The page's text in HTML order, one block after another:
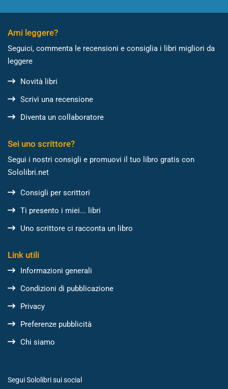
Ami leggere?
Seguici, commenta le recensioni e consiglia i libri migliori da
leggere
Novità libri
Scrivi una recensione
Diventa un collaboratore
Sei uno scrittore?
Segui i nostri consigli e promuovi il tuo libro gratis con
Sololibri.net
Consigli per scrittori
Ti presento i miei... libri
Uno scrittore ci racconta un libro
Link utili
Informazioni generali
Condizioni di pubblicazione
Privacy
Preferenze pubblicità
Chi siamo
Segui Sololibri sui social